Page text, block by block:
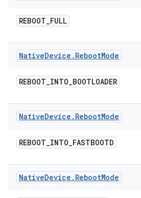
REBOOT_FULL
NativeDevice . RebootMode
REBOOT_INTO_BOOTLOADER
NativeDevice . RebootMode
REBOOT_INTO_FASTBOOTD
NativeDevice . RebootMode